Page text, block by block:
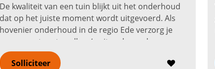
De kwaliteit van een tuin blijkt uit het onderhoud
dat op het juiste moment wordt uitgevoerd. Als
hovenier onderhoud in de regio Ede verzorg je
samen met vaste collega’s uiteenlopende groene
buitenruimten bij bedri...
Solliciteer